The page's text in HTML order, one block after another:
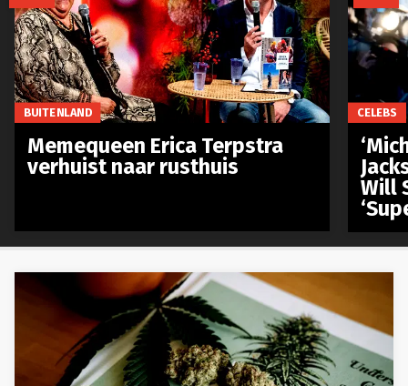
BUITENLAND
Memequeen Erica Terpstra
verhuist naar rusthuis
CELEBS
Will